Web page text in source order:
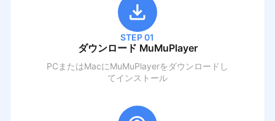
STEP 01
ダウンロード MuMuPlayer
PCまたはMacにMuMuPlayerをダウンロードし
てインストール